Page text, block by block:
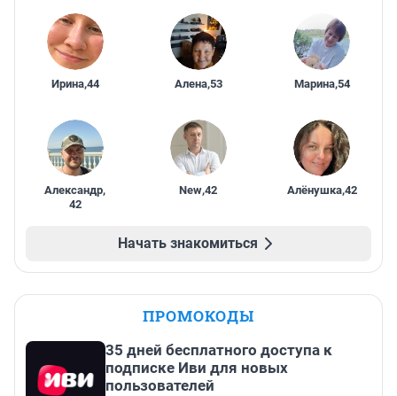
Ирина,44 Алена,53 Марина,54
Александр,
42
New,42 Алёнушка,42
Начать знакомиться
ПРОМОКОДЫ
35 дней бесплатного доступа к
подписке Иви для новых
пользователей